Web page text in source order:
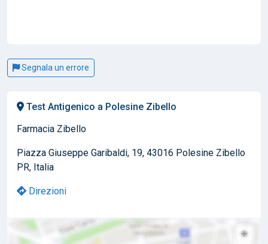
Segnala un errore
Test Antigenico a Polesine Zibello
Farmacia Zibello
Piazza Giuseppe Garibaldi, 19, 43016 Polesine Zibello
PR, Italia
Direzioni